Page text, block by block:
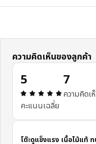
ความคิดเห็นของลูกค้า
5
ความคิดเห็
คะแนนเฉลี่ย
7
ความคิดเ
โต๊ะดูแข็งแรง เนื้อไม้แท้